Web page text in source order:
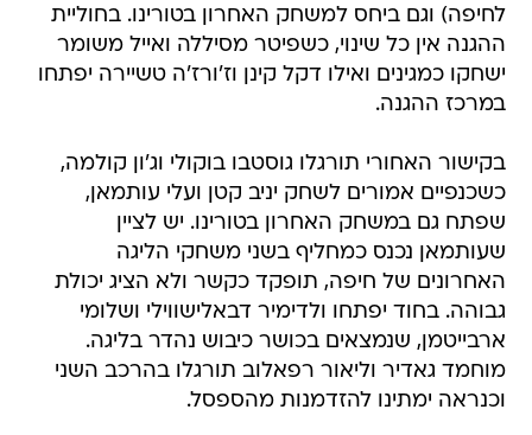
לחיפה) וגם ביחס למשחק האחרון בטורינו. בחוליית
ההגנה אין כל שינוי, כשפיטר מסיללה ואייל משומר
ישחקו כמגינים ואילו דקל קינן וז'ורז'ה טשיירה יפתחו
במרכז ההגנה.
בקישור האחורי תורגלו גוסטבו בוקולי וג'ון קולמה,
כשכנפיים אמורים לשחק יניב קטן ועלי עותמאן,
שפתח גם במשחק האחרון בטורינו. יש לציין
שעותמאן נכנס כמחליף בשני משחקי הליגה
האחרונים של חיפה, תופקד כקשר ולא הציג יכולת
גבוהה. בחוד יפתחו ולדימיר דבאלישווילי ושלומי
ארבייטמן, שנמצאים בכושר כיבוש נהדר בליגה.
מוחמד גאדיר וליאור רפאלוב תורגלו בהרכב השני
וכנראה ימתינו להזדמנות מהספסל.